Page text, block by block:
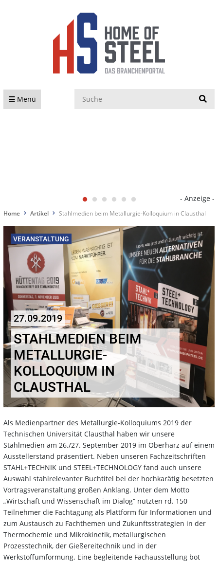
Menü
- Anzeige -
Home Artikel Stahlmedien beim Metallurgie-Kolloquium in Clausthal
VERANSTALTUNG
27.09.2019
STAHLMEDIEN BEIM
METALLURGIE-
KOLLOQUIUM IN
CLAUSTHAL
Als Medienpartner des Metallurgie-Kolloquiums 2019 der
Technischen Universität Clausthal haben wir unsere
Stahlmedien am 26./27. September 2019 im Oberharz auf einem
Ausstellerstand präsentiert. Neben unseren Fachzeitschriften
STAHL+TECHNIK und STEEL+TECHNOLOGY fand auch unsere
Auswahl stahlrelevanter Buchtitel bei der hochkarätig besetzten
Vortragsveranstaltung großen Anklang. Unter dem Motto
„Wirtschaft und Wissenschaft im Dialog“ nutzten rd. 150
Teilnehmer die Fachtagung als Plattform für Informationen und
zum Austausch zu Fachthemen und Zukunftsstrategien in der
Thermochemie und Mikrokinetik, metallurgischen
Prozesstechnik, der Gießereitechnik und in der
Werkstoffumformung. Eine begleitende Fachausstellung bot